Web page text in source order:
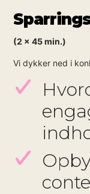
(2 x 45 min.)
Vi dykker ned i